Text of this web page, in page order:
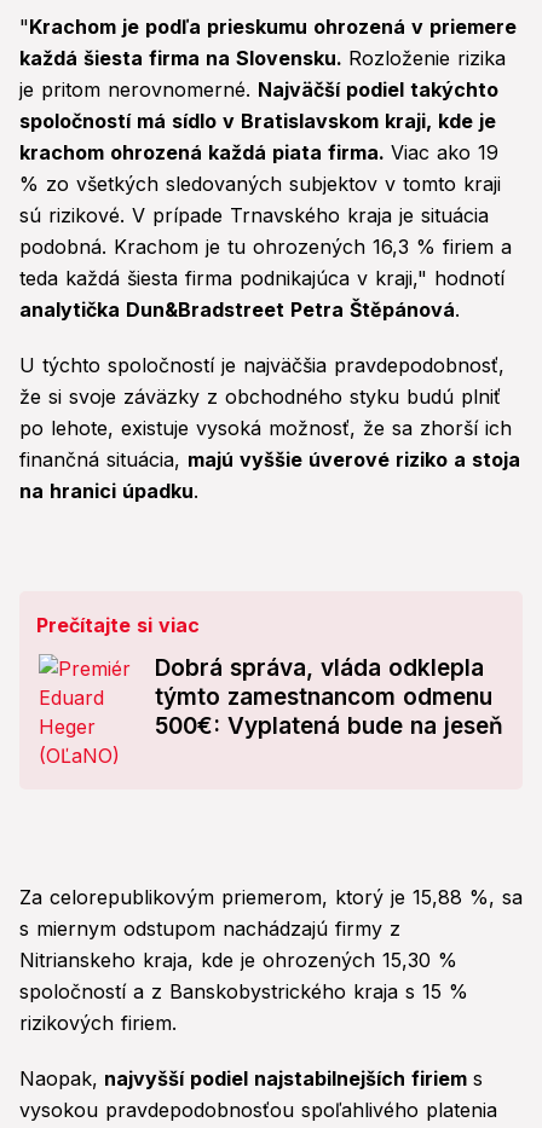
"Krachom je podľa prieskumu ohrozená v priemere
každá šiesta firma na Slovensku. Rozloženie rizika
je pritom nerovnomerné. Najväčší podiel takýchto
spoločností má sídlo v Bratislavskom kraji, kde je
krachom ohrozená každá piata firma. Viac ako 19
% zo všetkých sledovaných subjektov v tomto kraji
sú rizikové. V prípade Trnavského kraja je situácia
podobná. Krachom je tu ohrozených 16,3 % firiem a
teda každá šiesta firma podnikajúca v kraji," hodnotí
analytička Dun&Bradstreet Petra Štěpánová.
U týchto spoločností je najväčšia pravdepodobnosť,
že si svoje záväzky z obchodného styku budú plniť
po lehote, existuje vysoká možnosť, že sa zhorší ich
finančná situácia, majú vyššie úverové riziko a stoja
na hranici úpadku.
Prečítajte si viac
Dobrá správa, vláda odklepla
týmto zamestnancom odmenu
500€: Vyplatená bude na jeseň
Za celorepublikovým priemerom, ktorý je 15,88 %, sa
s miernym odstupom nachádzajú firmy z
Nitrianskeho kraja, kde je ohrozených 15,30 %
spoločností a z Banskobystrického kraja s 15 %
rizikových firiem.
Naopak, najvyšší podiel najstabilnejších firiem s
vysokou pravdepodobnosťou spoľahlivého platenia